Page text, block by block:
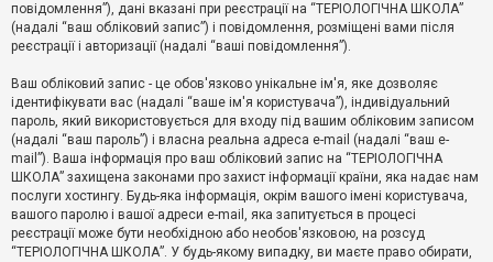
т
и
в
е
м
и
П
о
ш
у
повідомлення”), дані вказані при реєстрації на “ТЕРІОЛОГІЧНА ШКОЛА”
(надалі “ваш обліковий запис”) і повідомлення, розміщені вами після
реєстрації і авторизації (надалі “ваші повідомлення”).
Ваш обліковий запис - це обов'язково унікальне ім'я, яке дозволяє
ідентифікувати вас (надалі “ваше ім'я користувача”), індивідуальний
пароль, який використовується для входу під вашим обліковим записом
(надалі “ваш пароль”) і власна реальна адреса e-mail (надалі “ваш e-
mail”). Ваша інформація про ваш обліковий запис на “ТЕРІОЛОГІЧНА
ШКОЛА” захищена законами про захист інформації країни, яка надає нам
послуги хостингу. Будь-яка інформація, окрім вашого імені користувача,
вашого паролю і вашої адреси e-mail, яка запитується в процесі
реєстрації може бути необхідною або необов'язковою, на розсуд
“ТЕРІОЛОГІЧНА ШКОЛА”. У будь-якому випадку, ви маєте право обирати,